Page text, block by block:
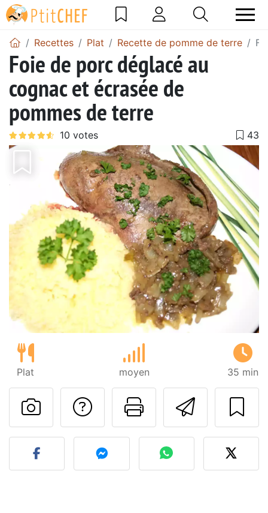
Recettes Plat Recette de pomme de terre
Foie de porc déglacé au
cognac et écrasée de
pommes de terre
Plat moyen 35 min
Imprimer
Poser une
Publier votre photo de